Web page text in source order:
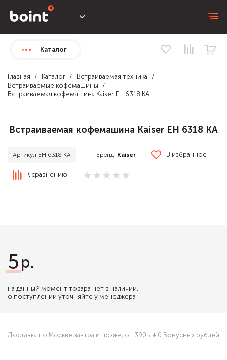
Каталог
Главная Каталог
Встраиваемая техника
Встраиваемые кофемашины
Встраиваемая кофемашина Kaiser EH 6318 KA
Встраиваемая кофемашина Kaiser EH 6318 KA
Артикул EH 6318 KA Бренд: Kaiser В избранное
К сравнению
5
на данный момент товара нет в наличии,
о поступлении уточняйте у менеджера
Доставка по Москве завтра и позже, от 390 + 0 Бонусных рублей